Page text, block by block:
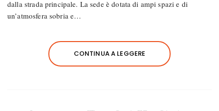
dalla strada principale. La sede è dotata di ampi spazi e di
un’atmosfera sobria e…
CONTINUA A LEGGERE